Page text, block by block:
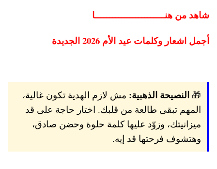
شاهد من هنــــــــــــــــــــــــا
أجمل اشعار وكلمات عيد الأم 2026 الجديدة
🎁 النصيحة الذهبية: مش لازم الهدية تكون غالية،
المهم تبقى طالعة من قلبك. اختار حاجة على قد
ميزانيتك، وزوّد عليها كلمة حلوة وحضن صادق،
وهتشوف فرحتها قد إيه.